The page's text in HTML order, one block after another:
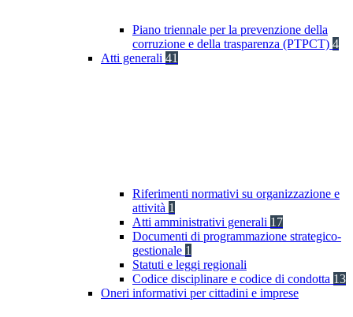
Piano triennale per la prevenzione della
corruzione e della trasparenza (PTPCT) 4
Atti generali 41
Riferimenti normativi su organizzazione e
attività 1
Atti amministrativi generali 17
Documenti di programmazione strategico-
gestionale 1
Statuti e leggi regionali
Codice disciplinare e codice di condotta 13
Oneri informativi per cittadini e imprese